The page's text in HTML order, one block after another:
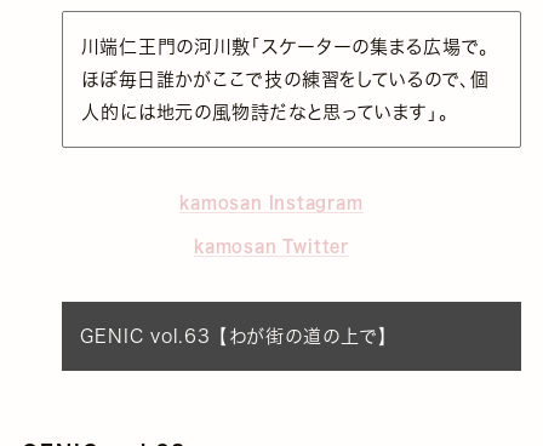
川端仁王門の河川敷「スケーターの集まる広場で。
ほぼ毎日誰かがここで技の練習をしているので、個
人的には地元の風物詩だなと思っています」。
kamosan Instagram
kamosan Twitter
GENIC vol.63 【わが街の道の上で】